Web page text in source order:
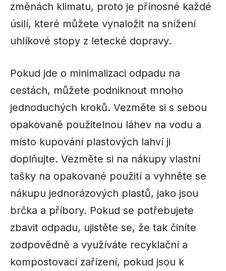
změnách klimatu, proto je přínosné každé
úsilí, které můžete vynaložit na snížení
uhlíkové stopy z letecké dopravy.
Pokud jde o minimalizaci odpadu na
cestách, můžete podniknout mnoho
jednoduchých kroků. Vezměte si s sebou
opakovaně použitelnou láhev na vodu a
místo kupování plastových lahví ji
doplňujte. Vezměte si na nákupy vlastní
tašky na opakované použití a vyhněte se
nákupu jednorázových plastů, jako jsou
brčka a příbory. Pokud se potřebujete
zbavit odpadu, ujistěte se, že tak činíte
zodpovědně a využíváte recyklační a
kompostovací zařízení, pokud jsou k